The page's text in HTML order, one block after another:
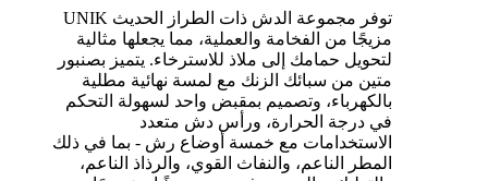
توفر مجموعة الدش ذات الطراز الحديث UNIK
مزيجًا من الفخامة والعملية، مما يجعلها مثالية
لتحويل حمامك إلى ملاذ للاسترخاء. يتميز بصنبور
متين من سبائك الزنك مع لمسة نهائية مطلية
بالكهرباء، وتصميم بمقبض واحد لسهولة التحكم
في درجة الحرارة، ورأس دش متعدد
الاستخدامات مع خمسة أوضاع رش - بما في ذلك
المطر الناعم، والنفاث القوي، والرذاذ الناعم،